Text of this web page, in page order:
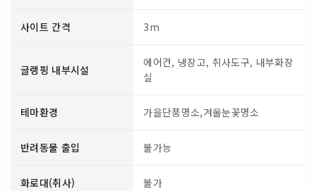
사이트 간격 3m
글랭핑 내부시설
에어컨, 냉장고, 취사도구, 내부화장
실
테마환경 가을단풍명소,겨울눈꽃명소
반려동물 출입 불가능
화로대(취사) 불가